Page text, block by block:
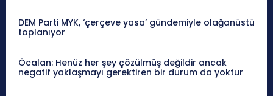
DEM Parti MYK, ‘çerçeve yasa’ gündemiyle olağanüstü
toplanıyor
Öcalan: Henüz her şey çözülmüş değildir ancak
negatif yaklaşmayı gerektiren bir durum da yoktur